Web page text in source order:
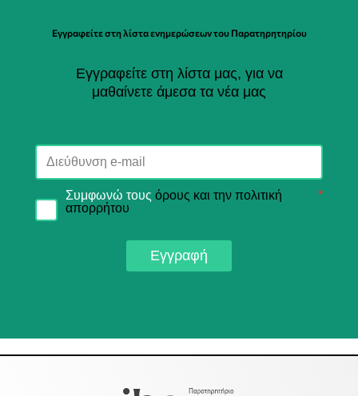
Εγγραφείτε στη λίστα ενημερώσεων του Παρατηρητηρίου
Εγγραφείτε στη λίστα μας, για να
μαθαίνετε άμεσα τα νέα μας
Συμφωνώ τους όρους και την πολιτική
απορρήτου
*
Εγγραφή